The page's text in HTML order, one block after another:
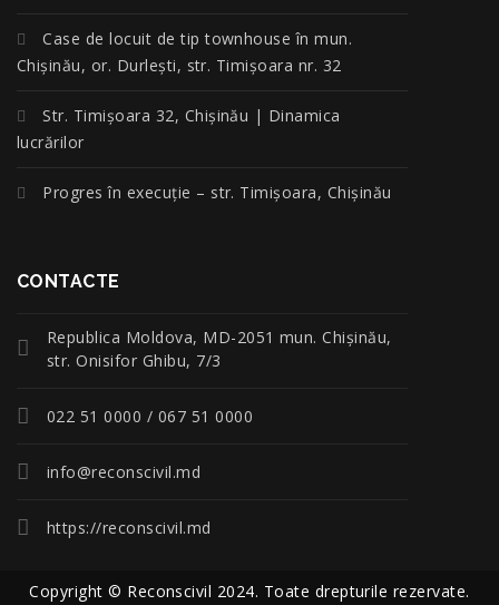
Case de locuit de tip townhouse în mun.
Chișinău, or. Durlești, str. Timișoara nr. 32
Str. Timișoara 32, Chișinău | Dinamica
lucrărilor
Progres în execuție – str. Timișoara, Chișinău
CONTACTE
Republica Moldova, MD-2051 mun. Chişinău,
str. Onisifor Ghibu, 7/3
022 51 0000 / 067 51 0000
info@reconscivil.md
https://reconscivil.md
Copyright © Reconscivil 2024. Toate drepturile rezervate.